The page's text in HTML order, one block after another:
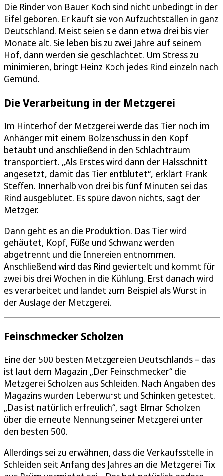
Die Rinder von Bauer Koch sind nicht unbedingt in der
Eifel geboren. Er kauft sie von Aufzuchtställen in ganz
Deutschland. Meist seien sie dann etwa drei bis vier
Monate alt. Sie leben bis zu zwei Jahre auf seinem
Hof, dann werden sie geschlachtet. Um Stress zu
minimieren, bringt Heinz Koch jedes Rind einzeln nach
Gemünd.
Die Verarbeitung in der Metzgerei
Im Hinterhof der Metzgerei werde das Tier noch im
Anhänger mit einem Bolzenschuss in den Kopf
betäubt und anschließend in den Schlachtraum
transportiert. „Als Erstes wird dann der Halsschnitt
angesetzt, damit das Tier entblutet“, erklärt Frank
Steffen. Innerhalb von drei bis fünf Minuten sei das
Rind ausgeblutet. Es spüre davon nichts, sagt der
Metzger.
Dann geht es an die Produktion. Das Tier wird
gehäutet, Kopf, Füße und Schwanz werden
abgetrennt und die Innereien entnommen.
Anschließend wird das Rind geviertelt und kommt für
zwei bis drei Wochen in die Kühlung. Erst danach wird
es verarbeitet und landet zum Beispiel als Wurst in
der Auslage der Metzgerei.
Feinschmecker Scholzen
Eine der 500 besten Metzgereien Deutschlands – das
ist laut dem Magazin „Der Feinschmecker“ die
Metzgerei Scholzen aus Schleiden. Nach Angaben des
Magazins wurden Leberwurst und Schinken getestet.
„Das ist natürlich erfreulich“, sagt Elmar Scholzen
über die erneute Nennung seiner Metzgerei unter
den besten 500.
Allerdings sei zu erwähnen, dass die Verkaufsstelle in
Schleiden seit Anfang des Jahres an die Metzgerei Tix